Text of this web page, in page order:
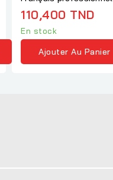
B1-B2
110,400 TND
En stock
Ajouter Au Panier